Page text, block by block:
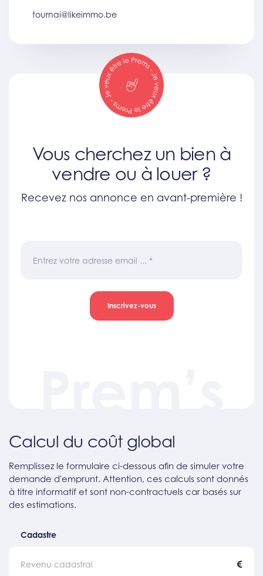
tournai@likeimmo.be
Vous cherchez un bien à
vendre ou à louer ?
Recevez nos annonce en avant-première !
Entrez votre adresse email ... *
Inscrivez-vous
Calcul du coût global
Remplissez le formulaire ci-dessous afin de simuler votre
demande d'emprunt. Attention, ces calculs sont donnés
à titre informatif et sont non-contractuels car basés sur
des estimations.
Cadastre
Revenu cadastral €